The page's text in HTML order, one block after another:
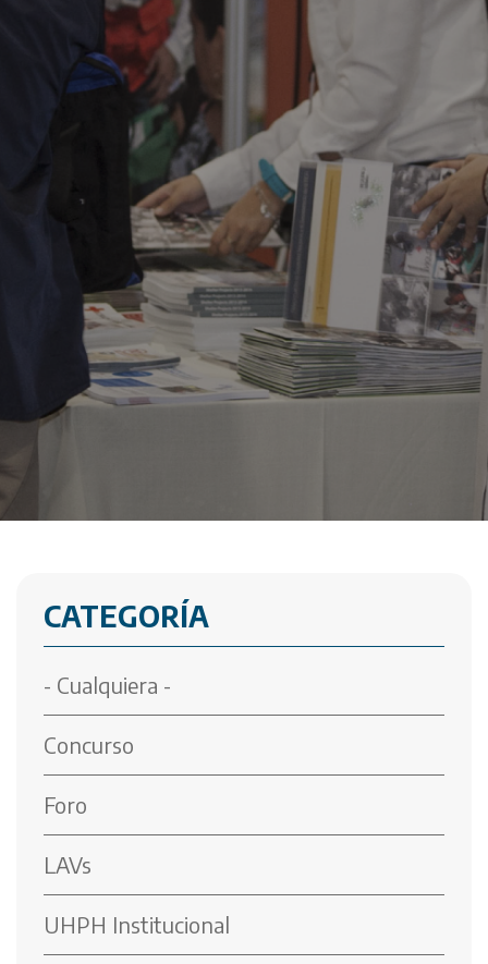
CATEGORÍA
- Cualquiera -
Concurso
Foro
LAVs
UHPH Institucional